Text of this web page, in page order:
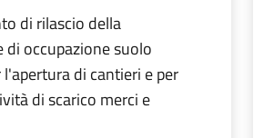
di rilascio della
di occupazione suolo
l'apertura di cantieri e per
di scarico merci e